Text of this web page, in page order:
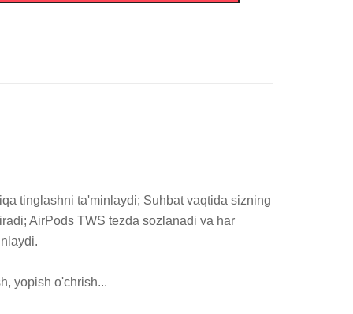
tinglashni ta'minlaydi; Suhbat vaqtida sizning
AirPods TWS tezda sozlanadi va har
yopish o'chrish...